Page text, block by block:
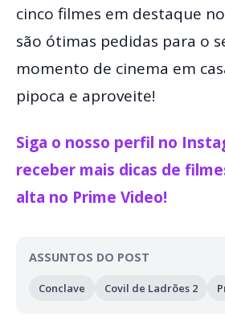
cinco filmes em destaque
são ótimas pedidas para o
momento de cinema em
pipoca e aproveite!
Siga o nosso perfil no
receber mais dicas de
alta no Prime Video!
ASSUNTOS DO POST
Conclave Covil de Ladrões 2